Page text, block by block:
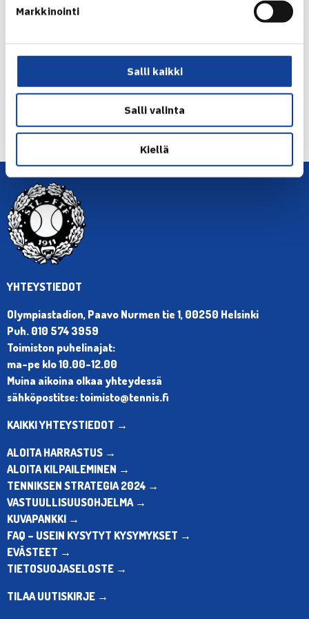
Markkinointi
Salli kaikki
Salli valinta
Kiellä
Seuraava uutinen: Etelä-Afrikka – Suomi… →
YHTEYSTIEDOT
Olympiastadion, Paavo Nurmen tie 1, 00250 Helsinki
Puh. 010 574 3959
Toimiston puhelinajat:
ma-pe klo 10.00-12.00
Muina aikoina olkaa yhteydessä
sähköpostitse: toimisto@tennis.fi
KAIKKI YHTEYSTIEDOT →
ALOITA HARRASTUS →
ALOITA KILPAILEMINEN →
TENNIKSEN STRATEGIA 2024 →
VASTUULLISUUSOHJELMA →
KUVAPANKKI →
FAQ – USEIN KYSYTYT KYSYMYKSET →
EVÄSTEET →
TIETOSUOJASELOSTE →
TILAA UUTISKIRJE →